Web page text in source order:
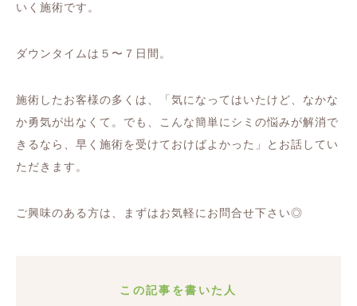
いく施術です。
ダウンタイムは５〜７日間。
施術したお客様の多くは、「気になってはいたけど、なかな
か勇気が出なくて。でも、こんな簡単にシミの悩みが解消で
きるなら、早く施術を受けておけばよかった」とお話してい
ただきます。
ご興味のある方は、まずはお気軽にお問合せ下さい◎
この記事を書いた人